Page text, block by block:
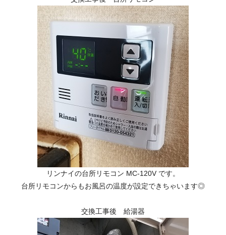
リンナイの台所リモコン MC-120V です。
台所リモコンからもお風呂の温度が設定できちゃいます◎
交換工事後 給湯器